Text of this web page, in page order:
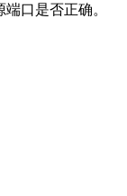
口是否正确。